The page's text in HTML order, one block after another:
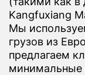
Kangfuxiang
Мы
грузов из
предлагаем
минимальные